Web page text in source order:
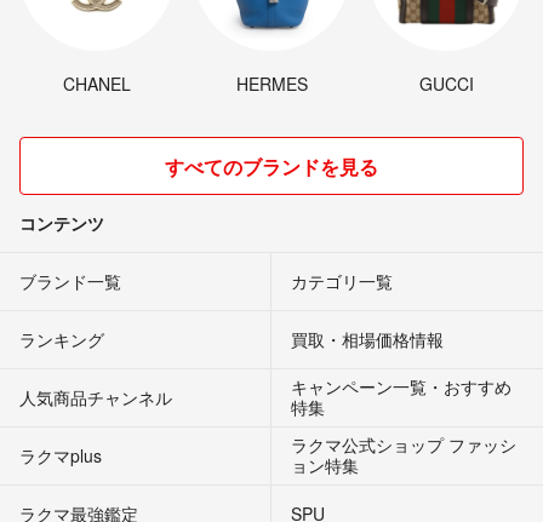
CHANEL HERMES GUCCI
すべてのブランドを見る
コンテンツ
ブランド一覧 カテゴリ一覧
ランキング 買取・相場価格情報
人気商品チャンネル
キャンペーン一覧・おすすめ
特集
ラクマplus
ラクマ公式ショップ ファッシ
ョン特集
ラクマ最強鑑定
SPU